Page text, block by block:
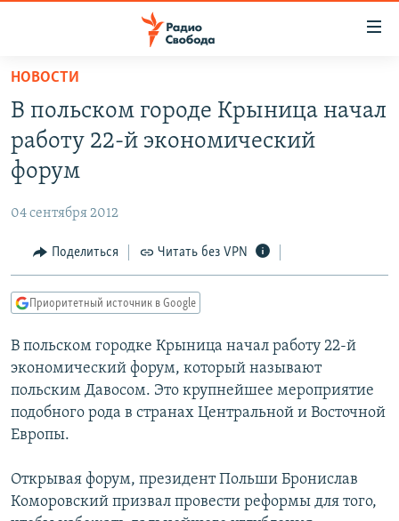
упрощенного
доступа
Вернуться
основному
Вернутся
Вернутся
поиску
ПОДКАСТЫ
АВТОРСКИЕ ПРОЕКТЫ
МНЕНИЯ
КУЛЬТУРА
КАВКАЗ.РЕАЛИИ
СЕВЕР.РЕАЛИИ
СИБИРЬ.РЕАЛИИ
РАСПИСАНИЕ ВЕЩАНИЯ
ПОДПИШИТЕСЬ НА РАССЫЛКУ
СОЦИАЛЬНЫЕ СЕТИ
НОВОСТИ
В польском городе Крыница начал
работу 22-й экономический
форум
04 сентября 2012
Поделиться Читать без VPN
Приоритетный источник в Google
В польском городке Крыница начал работу 22-й
экономический форум, который называют
польским Давосом. Это крупнейшее мероприятие
подобного рода в странах Центральной и Восточной
Европы.
Открывая форум, президент Польши Бронислав
Коморовский призвал провести реформы для того,